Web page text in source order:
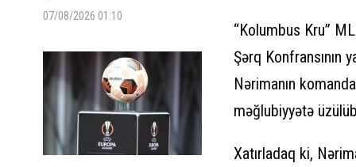
07/08/2026 01:10
“Kolumbus Kru”
Şərq Konfransının
Nərimanın
məğlubiyyətə
Xatırladaq ki,